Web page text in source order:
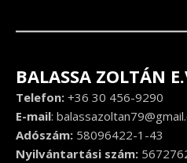
BALASSA ZOLTÁN
Telefon: +36 30 456-9290
E-mail:
Adószám: 58096422-1-43
Nyilvántartási szám: